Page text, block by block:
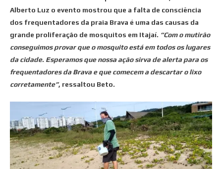
Alberto Luz o evento mostrou que a falta de consciência
dos frequentadores da praia Brava é uma das causas da
grande proliferação de mosquitos em Itajaí. “Com o mutirão
conseguimos provar que o mosquito está em todos os lugares
da cidade. Esperamos que nossa ação sirva de alerta para os
frequentadores da Brava e que comecem a descartar o lixo
corretamente”, ressaltou Beto.